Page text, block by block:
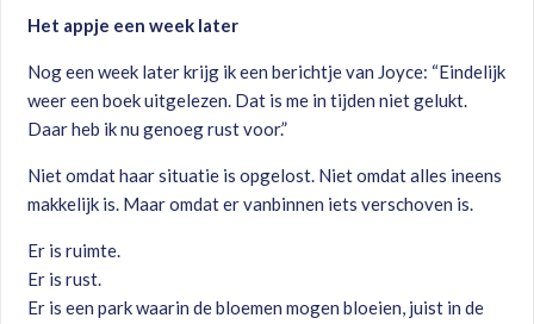
Het appje een week later
Nog een week later krijg ik een berichtje van Joyce: “Eindelijk
weer een boek uitgelezen. Dat is me in tijden niet gelukt.
Daar heb ik nu genoeg rust voor.”
Niet omdat haar situatie is opgelost. Niet omdat alles ineens
makkelijk is. Maar omdat er vanbinnen iets verschoven is.
Er is ruimte.
Er is rust.
Er is een park waarin de bloemen mogen bloeien, juist in de